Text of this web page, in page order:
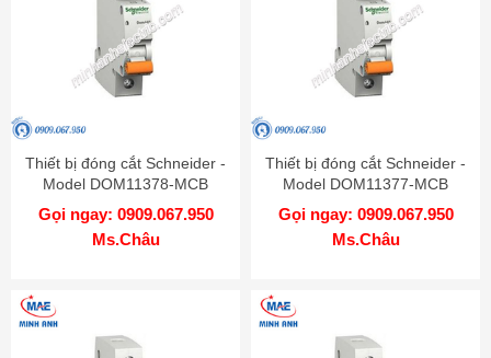
Thiết bị đóng cắt Schneider -
Model DOM11378-MCB
Gọi ngay: 0909.067.950
Ms.Châu
Thiết bị đóng cắt Schneider -
Model DOM11377-MCB
Gọi ngay: 0909.067.950
Ms.Châu